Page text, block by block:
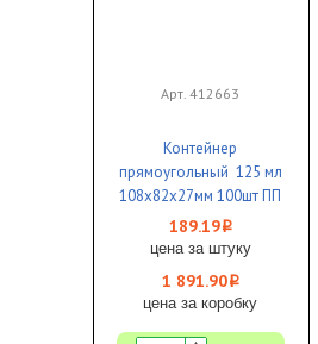
Арт. 412663
Контейнер
прямоугольный 125 мл
108х82х27мм 100шт ПП
1/10 Д
189.19i
цена за штуку
1 891.90i
цена за коробку